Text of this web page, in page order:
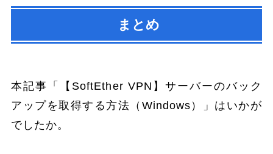
まとめ
本記事「【SoftEther VPN】サーバーのバック
アップを取得する方法（Windows）」はいかが
でしたか。